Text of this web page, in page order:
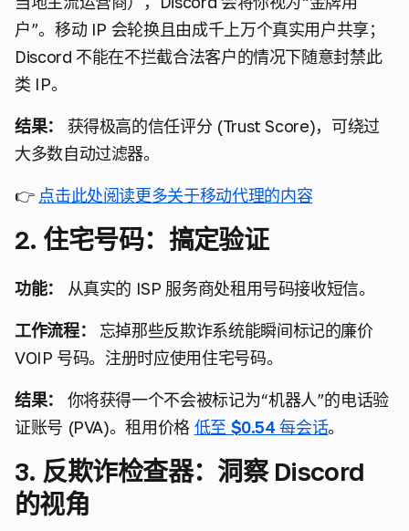
户”。移动 IP 会轮换且由成千上万个真实用户共享；
Discord 不能在不拦截合法客户的情况下随意封禁此
类 IP。
结果：
获得极高的信任评分 (Trust Score)，可绕过
大多数自动过滤器。
👉 点击此处阅读更多关于移动代理的内容
2. 住宅号码：搞定验证
功能： 从真实的 ISP 服务商处租用号码接收短信。
工作流程：
忘掉那些反欺诈系统能瞬间标记的廉价
VOIP 号码。注册时应使用住宅号码。
结果：
你将获得一个不会被标记为“机器人”的电话验
证账号 (PVA)。租用价格 低至 $0.54 每会话。
3. 反欺诈检查器：洞察 Discord
的视角